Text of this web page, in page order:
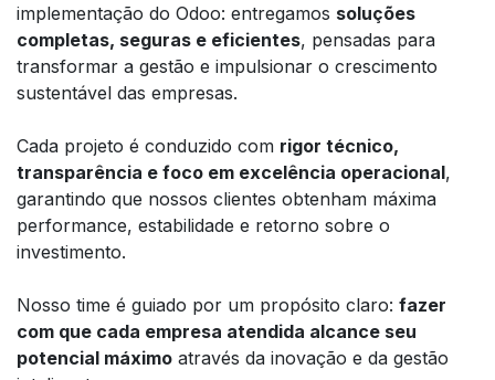
implementação do Odoo: entregamos soluções
completas, seguras e eficientes, pensadas para
transformar a gestão e impulsionar o crescimento
sustentável das empresas.
Cada projeto é conduzido com rigor técnico,
transparência e foco em excelência operacional,
garantindo que nossos clientes obtenham máxima
performance, estabilidade e retorno sobre o
investimento.
Nosso time é guiado por um propósito claro: fazer
com que cada empresa atendida alcance seu
potencial máximo através da inovação e da gestão